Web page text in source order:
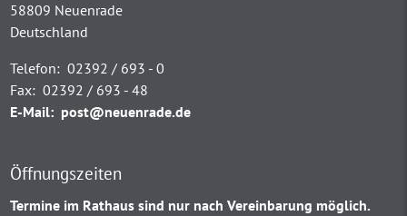
58809 Neuenrade
Deutschland
Telefon: 02392 / 693 - 0
Fax: 02392 / 693 - 48
E-Mail: post@neuenrade.de
Öffnungszeiten
Termine im Rathaus sind nur nach Vereinbarung möglich.